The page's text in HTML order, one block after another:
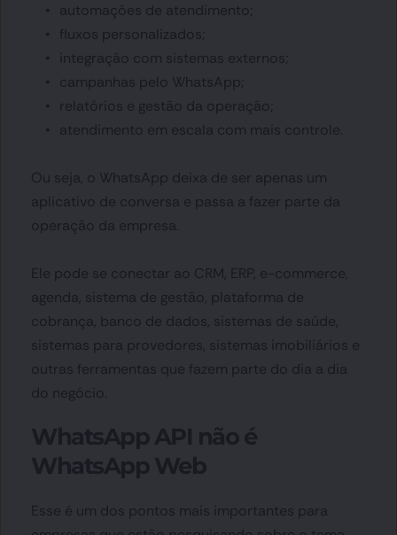
automações de atendimento;
fluxos personalizados;
integração com sistemas externos;
campanhas pelo WhatsApp;
relatórios e gestão da operação;
atendimento em escala com mais controle.
Ou seja, o WhatsApp deixa de ser apenas um
aplicativo de conversa e passa a fazer parte da
operação da empresa.
Ele pode se conectar ao CRM, ERP, e-commerce,
agenda, sistema de gestão, plataforma de
cobrança, banco de dados, sistemas de saúde,
sistemas para provedores, sistemas imobiliários e
outras ferramentas que fazem parte do dia a dia
do negócio.
Esse é um dos pontos mais importantes para